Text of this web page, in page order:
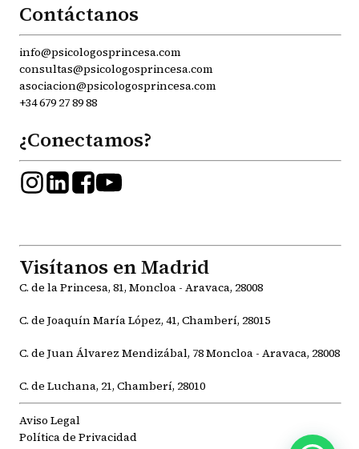
Contáctanos
info@psicologosprincesa.com
consultas@psicologosprincesa.com
asociacion@psicologosprincesa.com
+34 679 27 89 88
¿Conectamos?
Visítanos en Madrid
C. de la Princesa, 81, Moncloa - Aravaca, 28008
C. de Joaquín María López, 41, Chamberí, 28015
C. de Juan Álvarez Mendizábal, 78 Moncloa - Aravaca, 28008
C. de Luchana, 21, Chamberí, 28010
Aviso Legal
Política de Privacidad